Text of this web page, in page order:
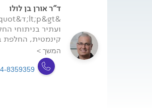
ד"ר אורן בן לולו
ועתיר בניתוחי
קינמטית, החלפת
המשך >
8359359